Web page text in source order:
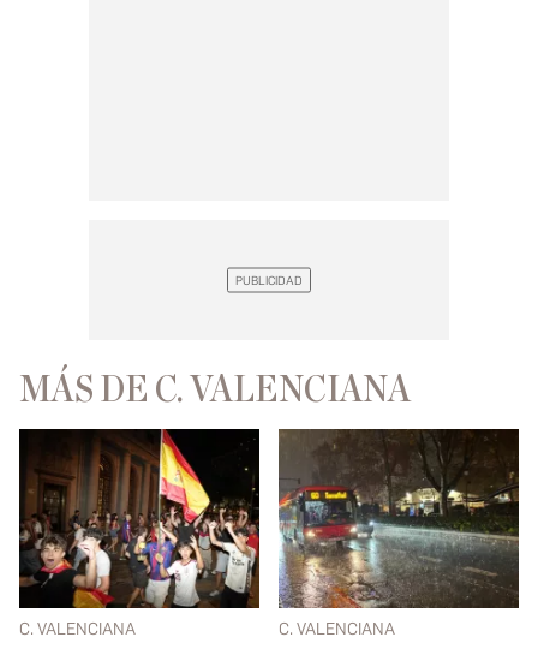
MÁS DE C. VALENCIANA
C. VALENCIANA C. VALENCIANA